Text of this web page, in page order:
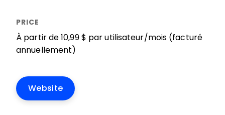
À partir de 10,99 $ par utilisateur/mois (facturé
annuellement)
Website